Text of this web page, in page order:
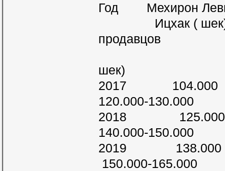
Год Мехирон
Ицхак (
продавцов
шек)
2017
120.000-130.000
2018
140.000-150.000
2019
150.000-165.000